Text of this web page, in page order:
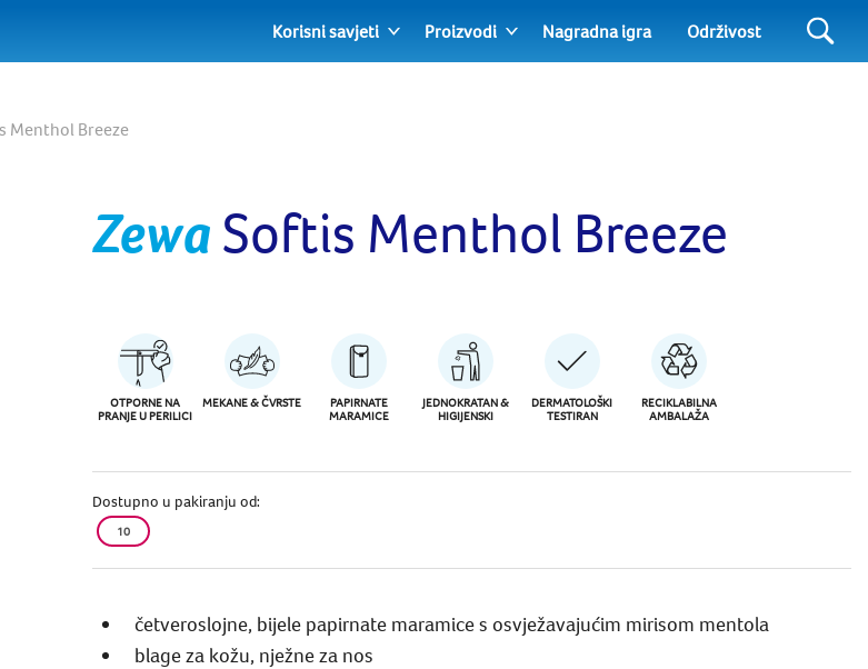
Korisni savjeti Proizvodi Nagradna igra Održivost
Menthol Breeze
ZewaSoftis Menthol Breeze
OTPORNE NA
PRANJE U PERILICI
MEKANE & ČVRSTE
PAPIRNATE
MARAMICE
JEDNOKRATAN &
HIGIJENSKI
DERMATOLOŠKI
TESTIRAN
RECIKLABILNA
AMBALAŽA
Dostupno u pakiranju od:
10
četveroslojne, bijele papirnate maramice s osvježavajućim mirisom mentola
blage za kožu, nježne za nos